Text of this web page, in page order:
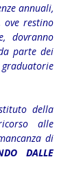
annuali,
ove restino
dovranno
parte dei
della
alle
di
DALLE